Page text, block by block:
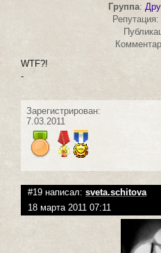
Группа:
Репутация:
WTF?!
-
Зарегистрирован:
7.03.2011
#19 написал: sveta.schitova
18 марта 2011 07:11